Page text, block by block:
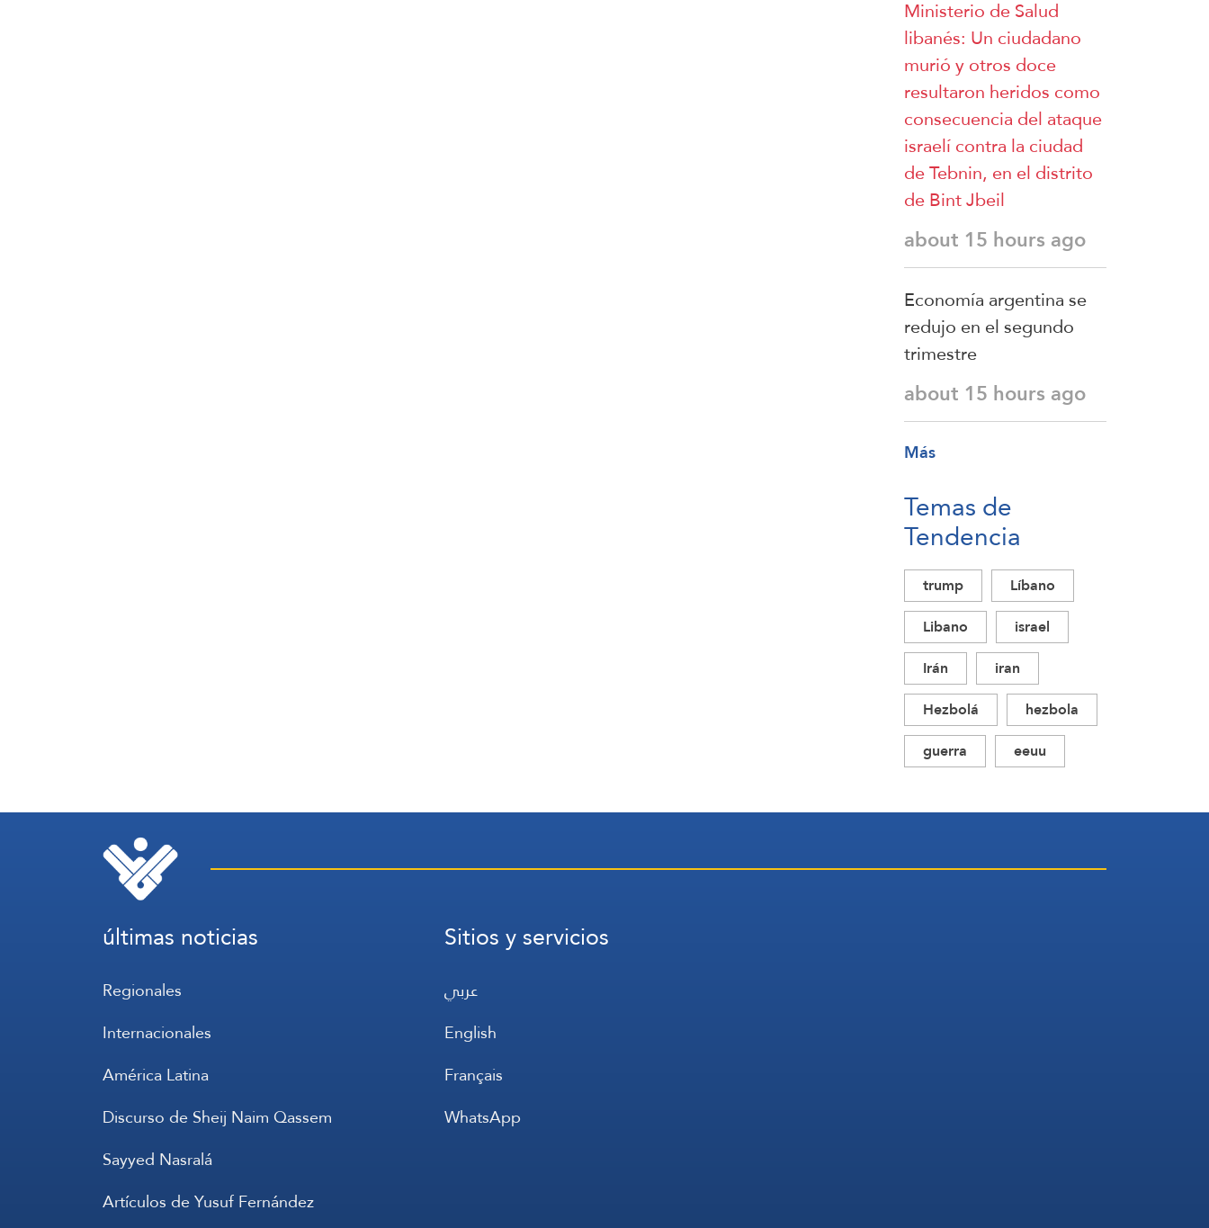
Ministerio de Salud
libanés: Un ciudadano
murió y otros doce
resultaron heridos como
consecuencia del ataque
israelí contra la ciudad
de Tebnin, en el distrito
de Bint Jbeil
about 15 hours ago
Economía argentina se
redujo en el segundo
trimestre
about 15 hours ago
Más
Temas de
Tendencia
trump
Líbano
Libano
israel
Irán
iran
Hezbolá
hezbola
guerra
eeuu
últimas noticias
Regionales
Internacionales
América Latina
Discurso de Sheij Naim Qassem
Sayyed Nasralá
Artículos de Yusuf Fernández
Sitios y servicios
عربي
English
Français
WhatsApp